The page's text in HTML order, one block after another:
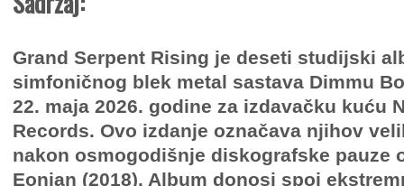
Grand Serpent Rising je deseti studijski
simfoničnog blek metal sastava Dimmu
22. maja 2026. godine za izdavačku kuću
Records. Ovo izdanje označava njihov
nakon osmogodišnje diskografske pauze
Eonian (2018). Album donosi spoj